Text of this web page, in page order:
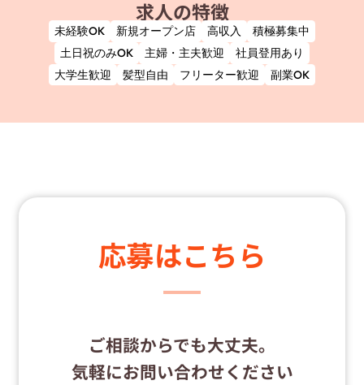
求人の特徴
未経験OK 新規オープン店 高収入
積極募集中
土日祝のみOK
主婦・主夫歓迎
社員登用あり
大学生歓迎
髪型自由 フリーター歓迎 副業OK
応募はこちら
ご相談からでも大丈夫。
気軽にお問い合わせください